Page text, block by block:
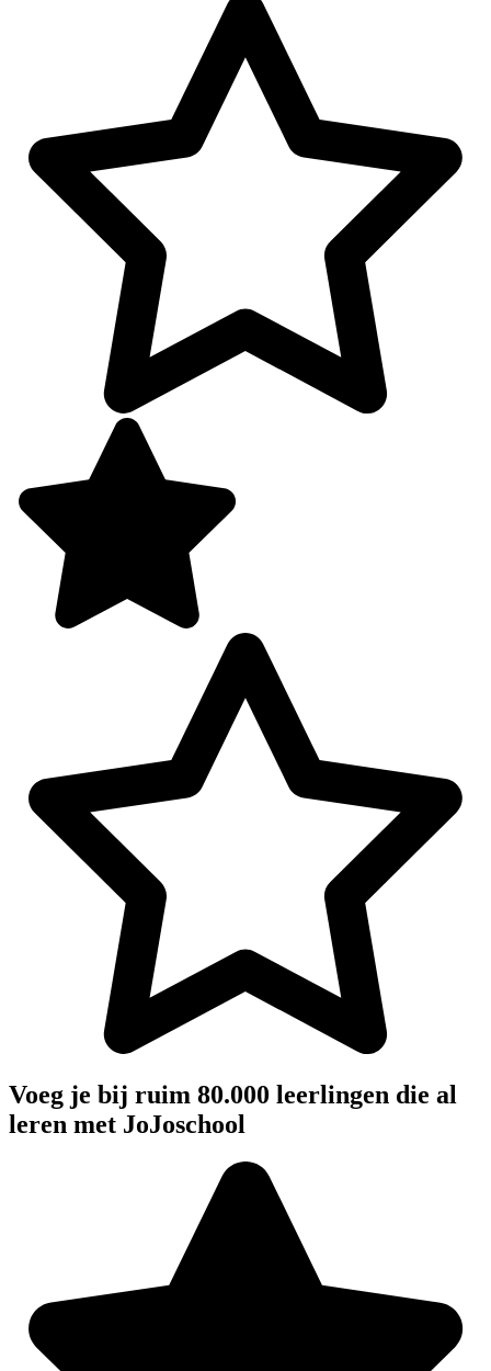
Voeg je bij ruim 80.000 leerlingen die al
leren met JoJoschool